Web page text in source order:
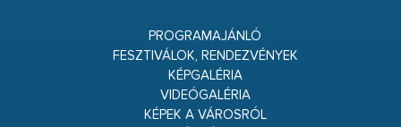
PROGRAMAJÁNLÓ
FESZTIVÁLOK, RENDEZVÉNYEK
KÉPGALÉRIA
VIDEÓGALÉRIA
KÉPEK A VÁROSRÓL